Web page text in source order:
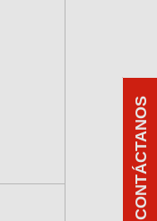
CONTÁCTANOS